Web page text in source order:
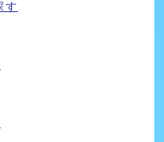
す